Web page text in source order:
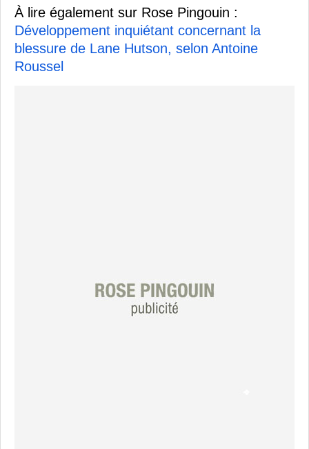
À lire également sur Rose Pingouin :
Développement inquiétant concernant la
blessure de Lane Hutson, selon Antoine
Roussel